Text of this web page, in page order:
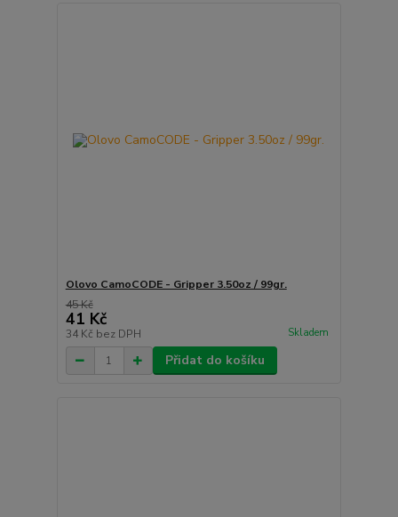
Olovo CamoCODE - Gripper 3.50oz / 99gr.
45 Kč
41 Kč
34 Kč bez DPH Skladem
Přidat do košíku